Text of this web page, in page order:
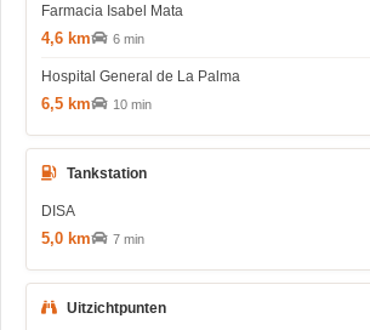
Farmacia Isabel Mata
4,6 km 6 min
Hospital General de La Palma
6,5 km 10 min
Tankstation
DISA
5,0 km 7 min
Uitzichtpunten